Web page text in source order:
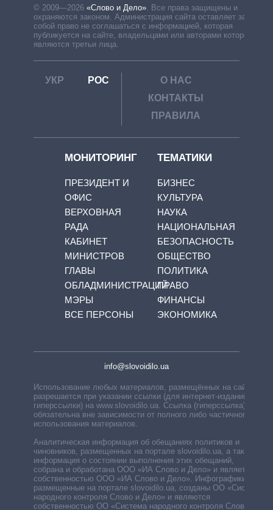
© 2009—2026 «Слово и Дело» Все права защищены и
охраняются законом. Администрация сайта оставляет за
собой право не соглашаться с информацией, которая
публикуется на сайте, владельцами или авторами которой
являются третьи лица.
УКР РОС
О НАС
КОНТАКТЫ
ПРАВИЛА
МОНИТОРИНГ
ПРЕЗИДЕНТ И
ОФИС
ВЕРХОВНАЯ
РАДА
КАБИНЕТ
МИНИСТРОВ
ГЛАВЫ
ОБЛАДМИНИСТРАЦИЙ
МЭРЫ
ВСЕ ПЕРСОНЫ
ТЕМАТИКИ
БИЗНЕС
КУЛЬТУРА
НАУКА
НАЦИОНАЛЬНАЯ
БЕЗОПАСНОСТЬ
ОБЩЕСТВО
ПОЛИТИКА
ПРАВО
ФИНАНСЫ
ЭКОНОМИКА
info@slovoidilo.ua
Использование любых материалов, размещённых на сайте,
разрешается при указании ссылки (для интернет-изданий —
гиперссылки) на www.slovoidilo.ua. Ссылка (гиперссылка)
обязательна вне зависимости от полного либо частичного
использования материалов.
Аналитическая информация об обещаниях политиков и
чиновников, размещенных на портале slovoidilo.ua, а также
информация о состоянии выполнения этих обещаний,
собрана и обработана ООО «ИА Слово и Дело» и является
собственностью ООО «ИА Слово и Дело». Инфографики,
размещенные на портале slovoidilo.ua, созданы ОО «Система
народного контроля Слово и Дело» и являются
собственностью ОО «Система народного контроля Слово и